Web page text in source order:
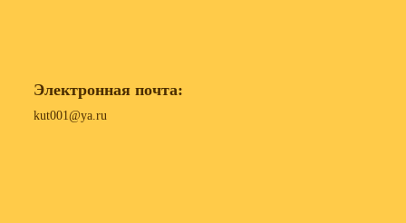
Электронная почта:
kut001@ya.ru